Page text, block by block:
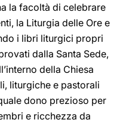
la facoltà di celebrare
la Liturgia delle Ore e
i libri liturgici propri
dalla Santa Sede,
della Chiesa
liturgiche e pastorali
dono prezioso per
e ricchezza da